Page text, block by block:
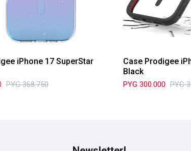
iPhone 17 SuperStar
PYG 368.750
Case Prodigee
Black
PYG 300.000 PYG